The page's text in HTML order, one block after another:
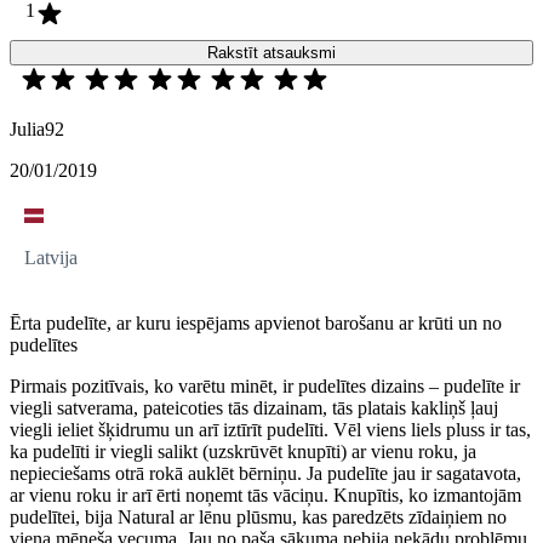
1
Rakstīt atsauksmi
Julia92
20/01/2019
Latvija
Ērta pudelīte, ar kuru iespējams apvienot barošanu ar krūti un no
pudelītes
Pirmais pozitīvais, ko varētu minēt, ir pudelītes dizains – pudelīte ir
viegli satverama, pateicoties tās dizainam, tās platais kakliņš ļauj
viegli ieliet šķidrumu un arī iztīrīt pudelīti. Vēl viens liels pluss ir tas,
ka pudelīti ir viegli salikt (uzskrūvēt knupīti) ar vienu roku, ja
nepieciešams otrā rokā auklēt bērniņu. Ja pudelīte jau ir sagatavota,
ar vienu roku ir arī ērti noņemt tās vāciņu. Knupītis, ko izmantojām
pudelītei, bija Natural ar lēnu plūsmu, kas paredzēts zīdaiņiem no
viena mēneša vecuma. Jau no paša sākuma nebija nekādu problēmu